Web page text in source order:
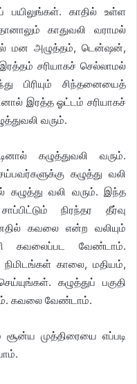
பயிலுங்கள். காதில் உள்ள
காதுவலி வராமல்
மன அழுத்தம், டென்ஷன்,
இரத்தம் சரியாகச் செல்லாமல்
பிரியும் சிந்தனையைத்
இரத்த ஓட்டம் சரியாகச்
வரும்.
கழுத்துவலி வரும்.
கழுத்து வலி
கழுத்து வலி வரும். இந்த
நிரந்தர தீர்வு
கவலை என்ற வலியும்
கவலைப்பட வேண்டாம்.
நிமிடங்கள் காலை, மதியம்,
கழுத்துப் பகுதி
கவலை வேண்டாம்.
முத்திரையை எப்படி